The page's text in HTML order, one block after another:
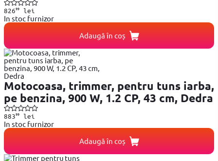
82699lei
In stoc furnizor
Adaugă în coș
Motocoasa, trimmer, pentru tuns iarba,
pe benzina, 900 W, 1.2 CP, 43 cm, Dedra
88399lei
In stoc furnizor
Adaugă în coș